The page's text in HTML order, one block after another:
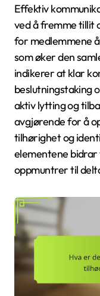
Effektiv
ved å fremme tillit
for medlemmene
som øker den
indikerer at klar
beslutningstaking
aktiv lytting og
avgjørende for å
tilhørighet og
elementene bidrar
oppmuntrer til